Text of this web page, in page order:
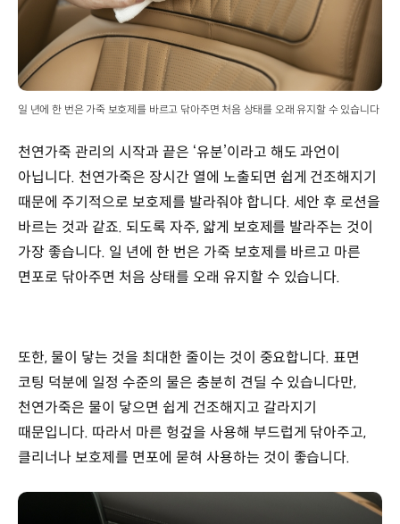
일 년에 한 번은 가죽 보호제를 바르고 닦아주면 처음 상태를 오래 유지할 수 있습니다
천연가죽 관리의 시작과 끝은 ‘유분’이라고 해도 과언이
아닙니다. 천연가죽은 장시간 열에 노출되면 쉽게 건조해지기
때문에 주기적으로 보호제를 발라줘야 합니다. 세안 후 로션을
바르는 것과 같죠. 되도록 자주, 얇게 보호제를 발라주는 것이
가장 좋습니다. 일 년에 한 번은 가죽 보호제를 바르고 마른
면포로 닦아주면 처음 상태를 오래 유지할 수 있습니다.
또한, 물이 닿는 것을 최대한 줄이는 것이 중요합니다. 표면
코팅 덕분에 일정 수준의 물은 충분히 견딜 수 있습니다만,
천연가죽은 물이 닿으면 쉽게 건조해지고 갈라지기
때문입니다. 따라서 마른 헝겊을 사용해 부드럽게 닦아주고,
클리너나 보호제를 면포에 묻혀 사용하는 것이 좋습니다.